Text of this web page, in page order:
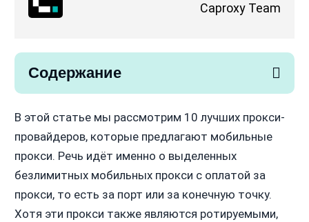
Caproxy Team
Содержание
В этой статье мы рассмотрим 10 лучших прокси-
провайдеров, которые предлагают мобильные
прокси. Речь идёт именно о выделенных
безлимитных мобильных прокси с оплатой за
прокси, то есть за порт или за конечную точку.
Хотя эти прокси также являются ротируемыми,